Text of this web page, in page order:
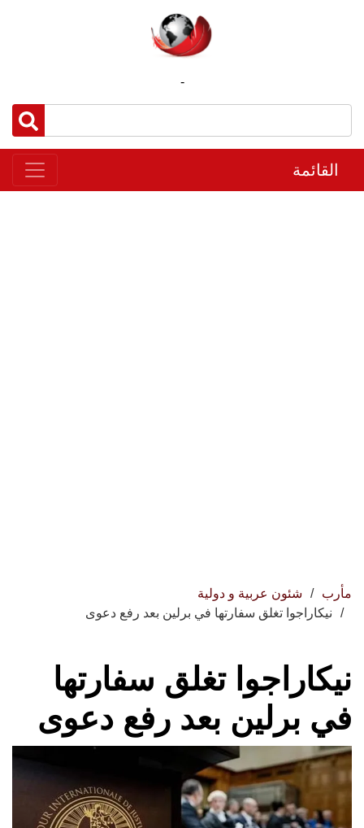
-
القائمة
مأرب
شئون عربية و دولية
نيكاراجوا تغلق سفارتها في برلين بعد رفع دعوى
نيكاراجوا تغلق سفارتها
في برلين بعد رفع دعوى